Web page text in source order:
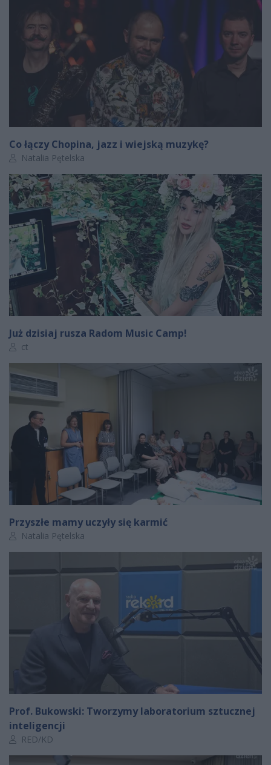
Co łączy Chopina, jazz i wiejską muzykę?
Autor artykułu:
Natalia Pętelska
Już dzisiaj rusza Radom Music Camp!
Autor artykułu:
ct
Przyszłe mamy uczyły się karmić
Autor artykułu:
Natalia Pętelska
Prof. Bukowski: Tworzymy laboratorium sztucznej
inteligencji
Autor artykułu:
RED/KD